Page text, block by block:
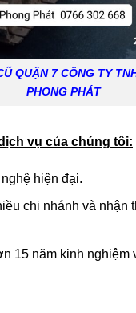
QUẬN 7 CÔNG TY
PHONG PHÁT
vụ của chúng tôi:
hiện đại.
chi nhánh và nhận
15 năm kinh nghiệm